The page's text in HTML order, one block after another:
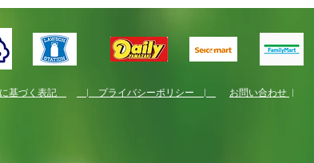
基づく表記 | プライバシーポリシー | お問い合わせ